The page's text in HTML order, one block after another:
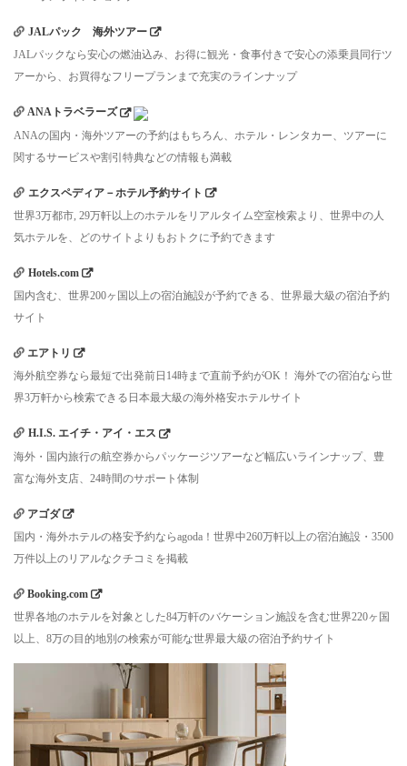
JALパック 海外ツアー
JALパックなら安心の燃油込み、お得に観光・食事付きで安心の添乗員同行ツ
アーから、お買得なフリープランまで充実のラインナップ
ANAトラベラーズ
ANAの国内・海外ツアーの予約はもちろん、ホテル・レンタカー、ツアーに
関するサービスや割引特典などの情報も満載
エクスペディア－ホテル予約サイト
世界3万都市, 29万軒以上のホテルをリアルタイム空室検索より、世界中の人
気ホテルを、どのサイトよりもおトクに予約できます
Hotels.com
国内含む、世界200ヶ国以上の宿泊施設が予約できる、世界最大級の宿泊予約
サイト
エアトリ
海外航空券なら最短で出発前日14時まで直前予約がOK！ 海外での宿泊なら世
界3万軒から検索できる日本最大級の海外格安ホテルサイト
H.I.S. エイチ・アイ・エス
海外・国内旅行の航空券からパッケージツアーなど幅広いラインナップ、豊
富な海外支店、24時間のサポート体制
アゴダ
国内・海外ホテルの格安予約ならagoda！世界中260万軒以上の宿泊施設・3500
万件以上のリアルなクチコミを掲載
Booking.com
世界各地のホテルを対象とした84万軒のバケーション施設を含む世界220ヶ国
以上、8万の目的地別の検索が可能な世界最大級の宿泊予約サイト